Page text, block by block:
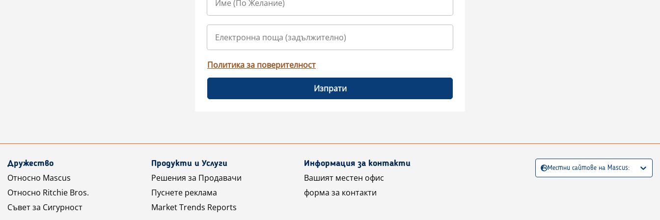
Политика за поверителност
Изпрати
Дружество
Относно Mascus
Относно Ritchie Bros.
Съвет за Сигурност
Продукти и Услуги
Решения за Продавачи
Пуснете реклама
Market Trends Reports
Информация за контакти
Вашият местен офис
форма за контакти
Местни сайтове на Mascus: